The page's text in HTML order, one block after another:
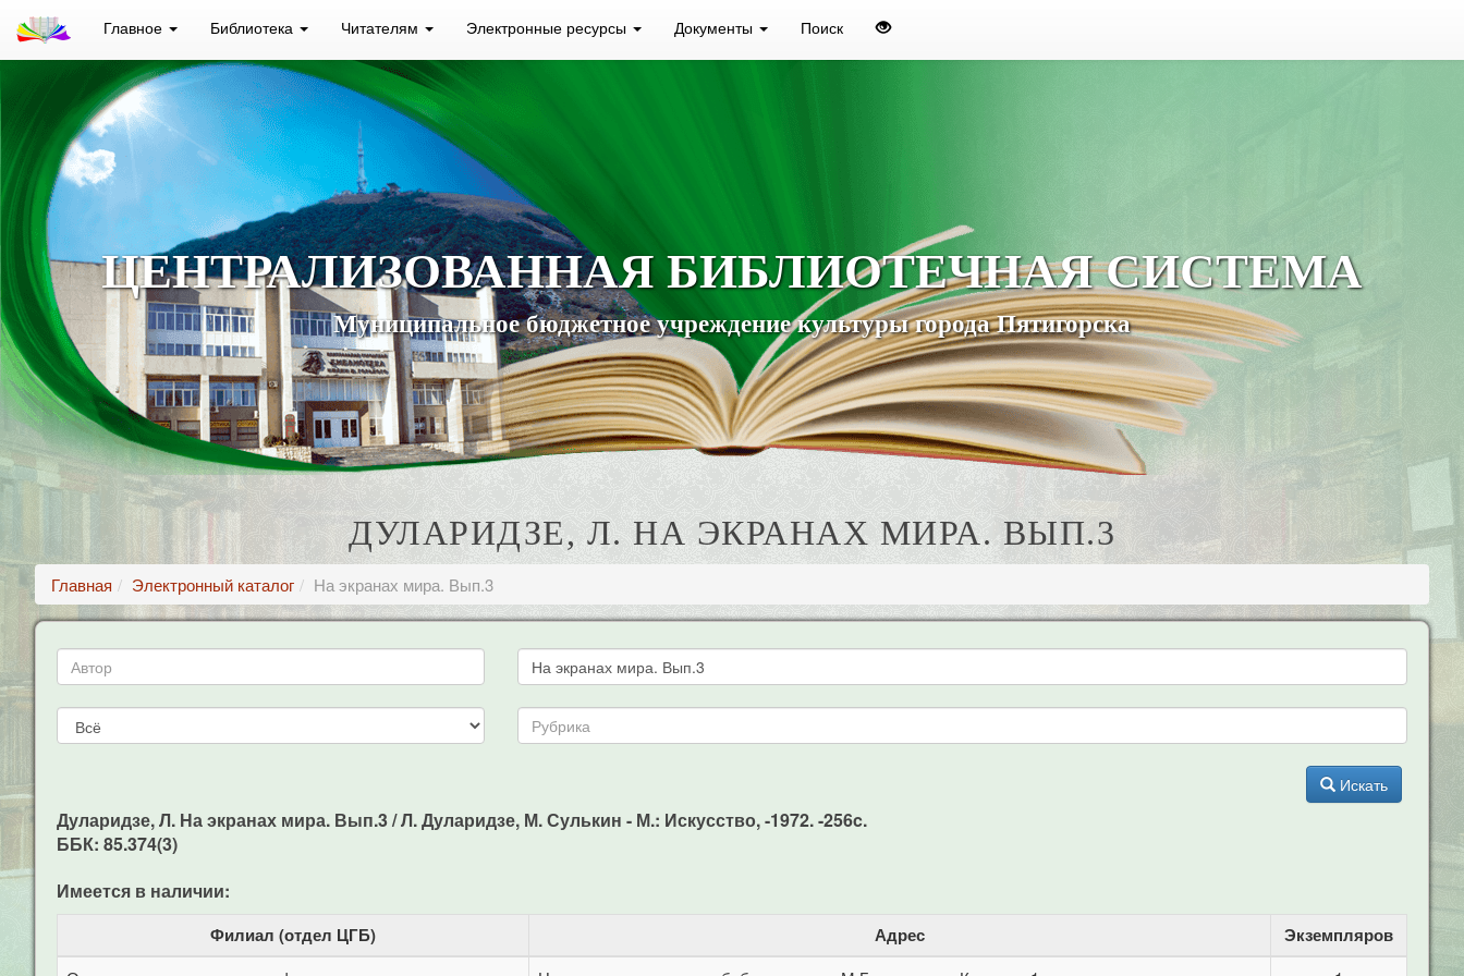
Главное Библиотека Читателям Электронные ресурсы Документы Поиск
ЦЕНТРАЛИЗОВАННАЯ БИБЛИОТЕЧНАЯ СИСТЕМА
Муниципальное бюджетное учреждение культуры города Пятигорска
ДУЛАРИДЗЕ, Л. НА ЭКРАНАХ МИРА. ВЫП.3
Главная Электронный каталог На экранах мира. Вып.3
Искать
Дуларидзе, Л. На экранах мира. Вып.3 / Л. Дуларидзе, М. Сулькин - М.: Искусство, -1972. -256c.
ББК: 85.374(3)
Имеется в наличии:
Филиал (отдел ЦГБ) Адрес Экземпляров